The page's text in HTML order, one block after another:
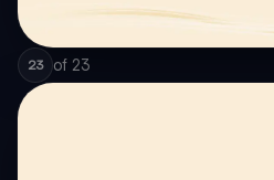
23 of 23